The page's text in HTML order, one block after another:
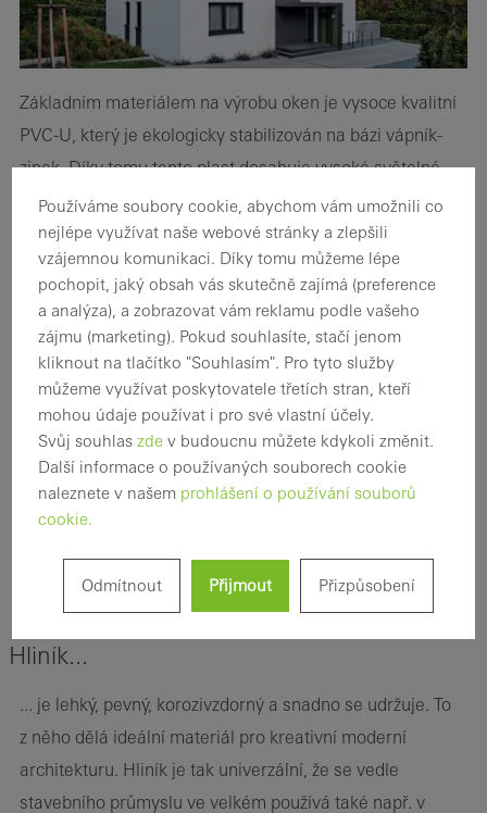
Základním materiálem na výrobu oken je vysoce kvalitní
PVC-U, který je ekologicky stabilizován na bázi vápník-
zinek. Díky tomu tento plast dosahuje vysoké světelné
stálosti a odolnosti vůči povětrnostním vlivům. Kromě
toho má tento materiál velkou rázovou pevnost a je
tvarově stálý i za vysokých okolních teplot. Podstatným
detailem, kterým se plastové systémy Schüco liší od
konkurenčních produktů, je technologie integrovaného
těsnění z EPDM. Toto těsnění nabízí vynikající tvarovou
paměť a tím i maximální těsnost okenních a dveřních
elementů po celou dobu jejich životnosti. Všechny
plastové systémy Schüco jsou kromě toho plně
recyklovatelné. Schüco a ostatní čelní němečtí výrobci
jsou členy iniciativy „Rewindo“. Jejím cílem je
zintenzivnění recyklace demontovaných plastových
stavebních elementů. To následně přispívá k úspoře
Hliník...
... je lehký, pevný, korozivzdorný a snadno se udržuje. To
z něho dělá ideální materiál pro kreativní moderní
architekturu. Hliník je tak univerzální, že se vedle
stavebního průmyslu ve velkém používá také např. v
Používáme soubory cookie, abychom vám umožnili co
nejlépe využívat naše webové stránky a zlepšili
vzájemnou komunikaci. Díky tomu můžeme lépe
pochopit, jaký obsah vás skutečně zajímá (preference
a analýza), a zobrazovat vám reklamu podle vašeho
zájmu (marketing). Pokud souhlasíte, stačí jenom
kliknout na tlačítko "Souhlasím". Pro tyto služby
můžeme využívat poskytovatele třetích stran, kteří
mohou údaje používat i pro své vlastní účely.
Svůj souhlas zde v budoucnu můžete kdykoli změnit.
Další informace o používaných souborech cookie
naleznete v našem prohlášení o používání souborů
cookie.
Odmítnout Přijmout Přizpůsobení